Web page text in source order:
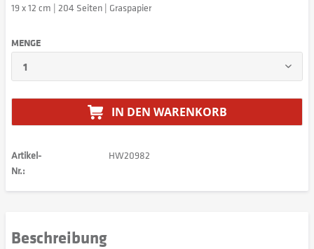
19 x 12 cm | 204 Seiten | Graspapier
MENGE
IN DEN WARENKORB
Artikel-
Nr.:
HW20982
Beschreibung